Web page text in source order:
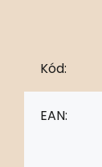
Kód:
EAN: